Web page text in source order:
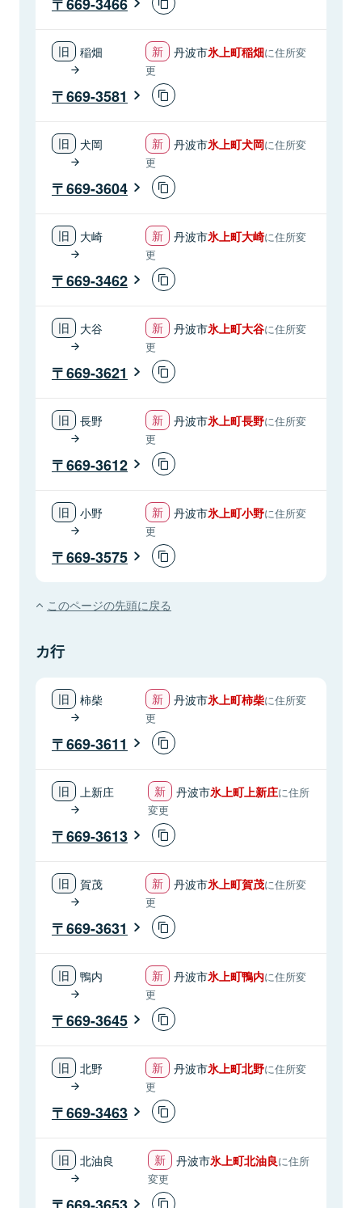
稲畑 丹波市氷上町稲畑に住所変
更
669-3581
犬岡 丹波市氷上町犬岡に住所変
更
669-3604
大崎 丹波市氷上町大崎に住所変
更
669-3462
大谷 丹波市氷上町大谷に住所変
更
669-3621
長野 丹波市氷上町長野に住所変
更
669-3612
小野 丹波市氷上町小野に住所変
更
669-3575
このページの先頭に戻る
カ行
柿柴 丹波市氷上町柿柴に住所変
更
669-3611
上新庄 丹波市氷上町上新庄に住所
変更
669-3613
賀茂 丹波市氷上町賀茂に住所変
更
669-3631
鴨内 丹波市氷上町鴨内に住所変
更
669-3645
北野 丹波市氷上町北野に住所変
更
669-3463
北油良 丹波市氷上町北油良に住所
変更